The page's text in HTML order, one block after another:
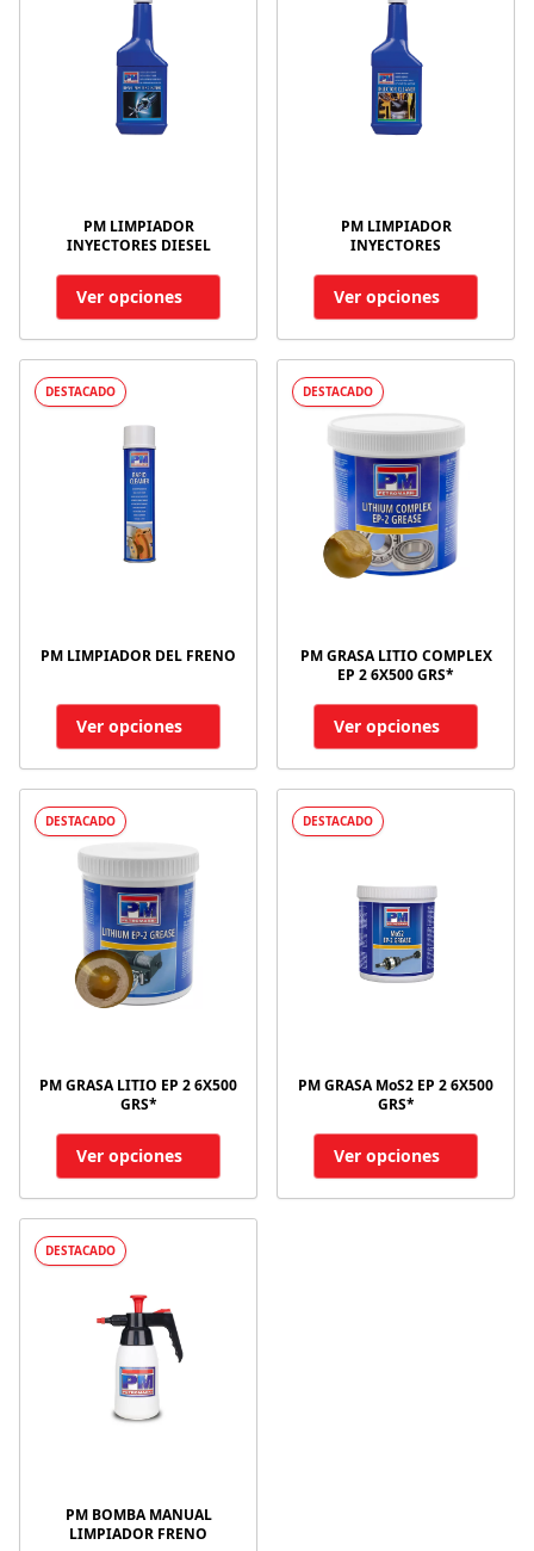
PM LIMPIADOR
INYECTORES DIESEL
Ver opciones
PM LIMPIADOR
INYECTORES
Ver opciones
DESTACADO
PM LIMPIADOR DEL FRENO
Ver opciones
DESTACADO
PM GRASA LITIO COMPLEX
EP 2 6X500 GRS*
Ver opciones
DESTACADO
PM GRASA LITIO EP 2 6X500
GRS*
Ver opciones
DESTACADO
PM GRASA MoS2 EP 2 6X500
GRS*
Ver opciones
DESTACADO
PM BOMBA MANUAL
LIMPIADOR FRENO